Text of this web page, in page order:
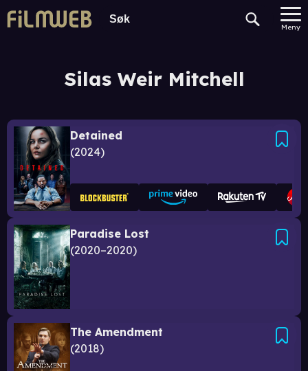
Meny
Silas Weir Mitchell
Detained
2024
Paradise Lost
2020–2020
The Amendment
2018